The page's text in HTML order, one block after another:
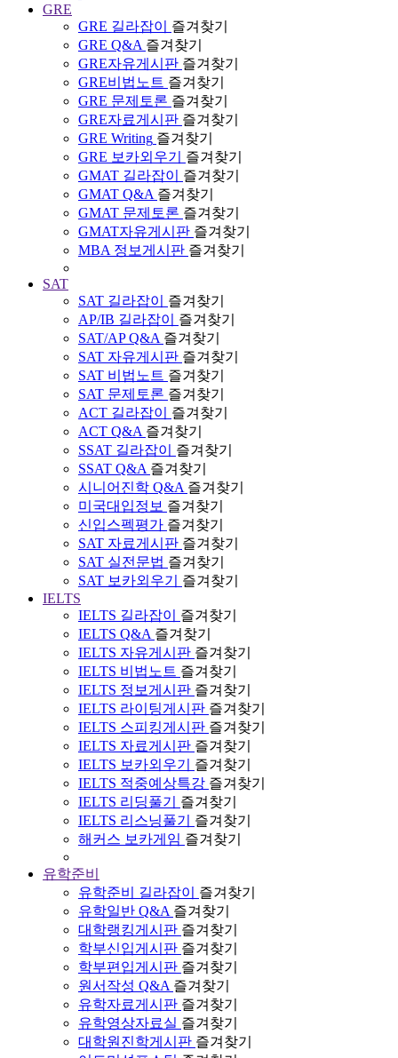
GRE
GRE 길라잡이
즐겨찾기
GRE Q&A 즐겨찾기
GRE자유게시판 즐겨찾기
GRE비법노트 즐겨찾기
GRE 문제토론 즐겨찾기
GRE자료게시판 즐겨찾기
GRE Writing 즐겨찾기
GRE 보카외우기
즐겨찾기
GMAT 길라잡이
즐겨찾기
GMAT Q&A 즐겨찾기
GMAT 문제토론 즐겨찾기
GMAT자유게시판 즐겨찾기
MBA 정보게시판 즐겨찾기
SAT
SAT 길라잡이
즐겨찾기
AP/IB 길라잡이
즐겨찾기
SAT/AP Q&A 즐겨찾기
SAT 자유게시판 즐겨찾기
SAT 비법노트 즐겨찾기
SAT 문제토론 즐겨찾기
ACT 길라잡이
즐겨찾기
ACT Q&A 즐겨찾기
SSAT 길라잡이
즐겨찾기
SSAT Q&A 즐겨찾기
시니어진학 Q&A 즐겨찾기
미국대입정보 즐겨찾기
신입스펙평가 즐겨찾기
SAT 자료게시판 즐겨찾기
SAT 실전문법 즐겨찾기
SAT 보카외우기
즐겨찾기
IELTS
IELTS 길라잡이
즐겨찾기
IELTS Q&A 즐겨찾기
IELTS 자유게시판 즐겨찾기
IELTS 비법노트 즐겨찾기
IELTS 정보게시판 즐겨찾기
IELTS 라이팅게시판 즐겨찾기
IELTS 스피킹게시판 즐겨찾기
IELTS 자료게시판 즐겨찾기
IELTS 보카외우기
즐겨찾기
IELTS 적중예상특강 즐겨찾기
IELTS 리딩풀기
즐겨찾기
IELTS 리스닝풀기
즐겨찾기
해커스 보카게임 즐겨찾기
유학준비
유학준비 길라잡이
즐겨찾기
유학일반 Q&A 즐겨찾기
대학랭킹게시판 즐겨찾기
학부신입게시판 즐겨찾기
학부편입게시판 즐겨찾기
원서작성 Q&A 즐겨찾기
유학자료게시판 즐겨찾기
유학영상자료실 즐겨찾기
대학원진학게시판 즐겨찾기